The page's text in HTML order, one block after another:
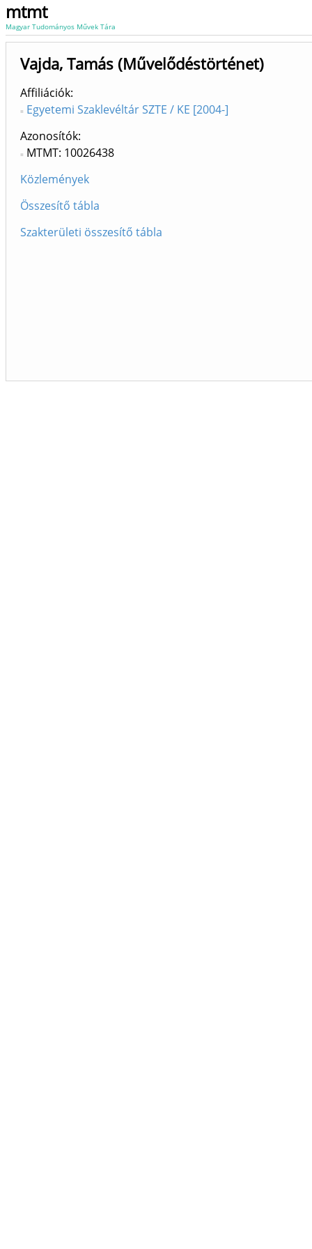
mtmt
Magyar Tudományos Művek Tára
Vajda, Tamás (Művelődéstörténet)
Affiliációk
Egyetemi Szaklevéltár SZTE / KE [2004-]
Azonosítók
MTMT: 10026438
Közlemények
Összesítő tábla
Szakterületi összesítő tábla